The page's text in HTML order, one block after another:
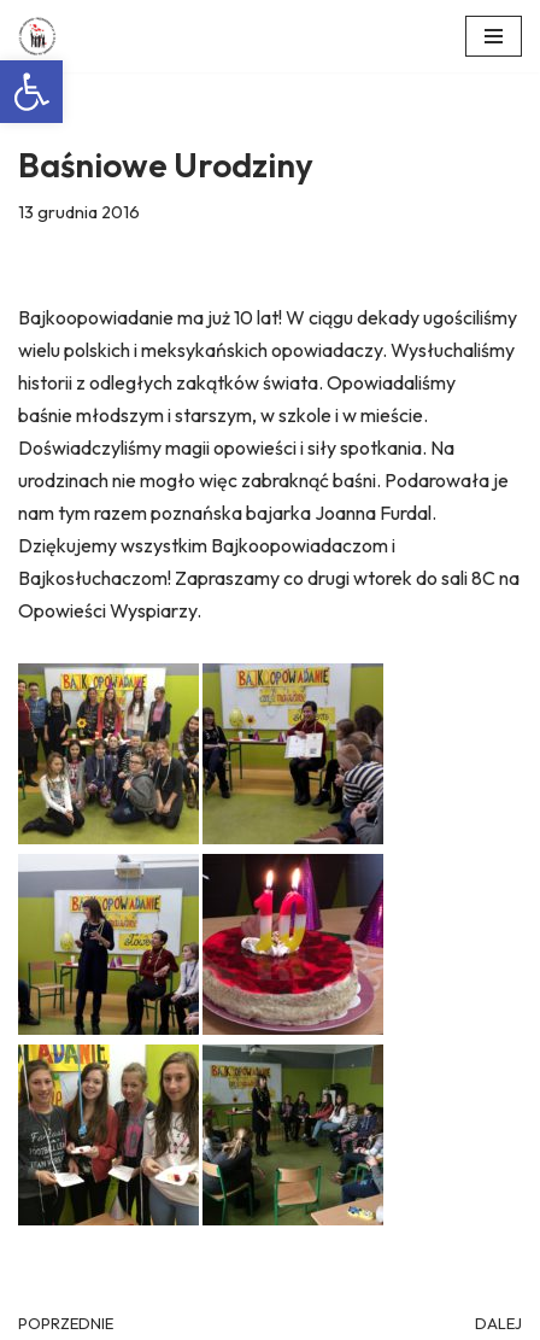
Otwórz pasek narzędzi
Przejdź
do
Baśniowe Urodziny
13 grudnia 2016
Bajkoopowiadanie ma już 10 lat! W ciągu dekady ugościliśmy
wielu polskich i meksykańskich opowiadaczy. Wysłuchaliśmy
historii z odległych zakątków świata. Opowiadaliśmy
baśnie młodszym i starszym, w szkole i w mieście.
Doświadczyliśmy magii opowieści i siły spotkania. Na
urodzinach nie mogło więc zabraknąć baśni. Podarowała je
nam tym razem poznańska bajarka Joanna Furdal.
Dziękujemy wszystkim Bajkoopowiadaczom i
Bajkosłuchaczom! Zapraszamy co drugi wtorek do sali 8C na
Opowieści Wyspiarzy.
POPRZEDNIE DALEJ